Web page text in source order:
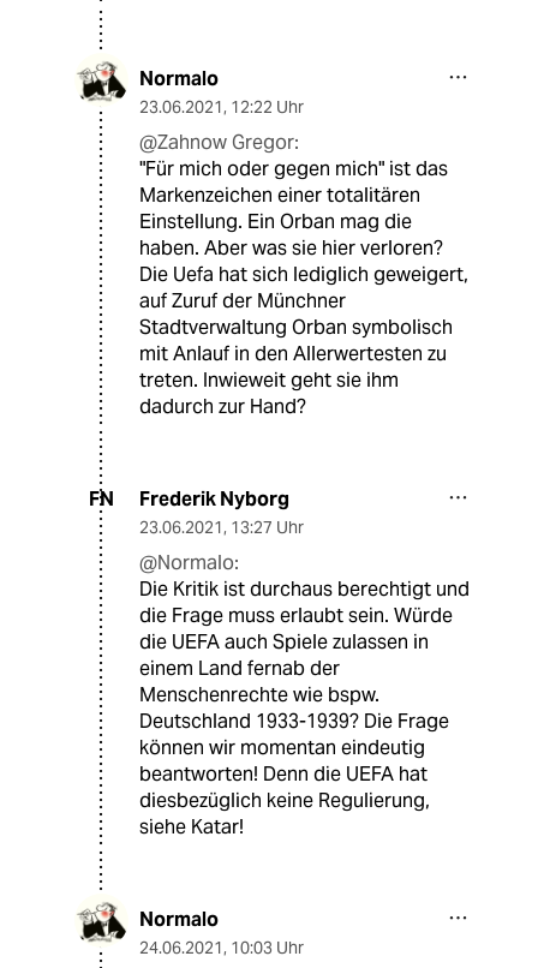
Normalo
23.06.2021, 12:22 Uhr
@Zahnow Gregor:
"Für mich oder gegen mich" ist das
Markenzeichen einer totalitären
Einstellung. Ein Orban mag die
haben. Aber was sie hier verloren?
Die Uefa hat sich lediglich geweigert,
auf Zuruf der Münchner
Stadtverwaltung Orban symbolisch
mit Anlauf in den Allerwertesten zu
treten. Inwieweit geht sie ihm
dadurch zur Hand?
FN Frederik Nyborg
23.06.2021, 13:27 Uhr
@Normalo:
Die Kritik ist durchaus berechtigt und
die Frage muss erlaubt sein. Würde
die UEFA auch Spiele zulassen in
einem Land fernab der
Menschenrechte wie bspw.
Deutschland 1933-1939? Die Frage
können wir momentan eindeutig
beantworten! Denn die UEFA hat
diesbezüglich keine Regulierung,
siehe Katar!
Normalo
24.06.2021, 10:03 Uhr